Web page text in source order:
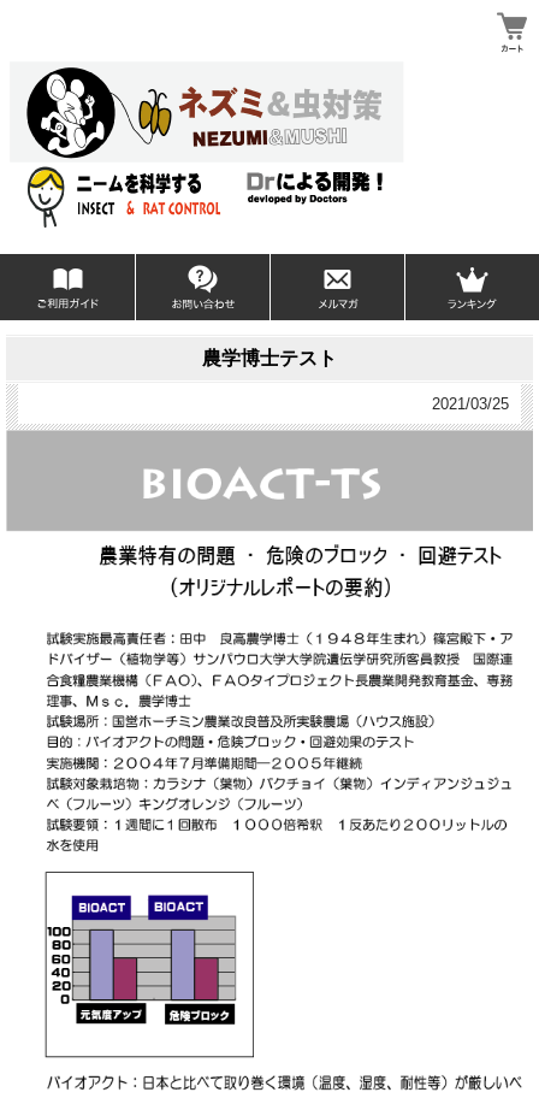
農学博士テスト
2021/03/25